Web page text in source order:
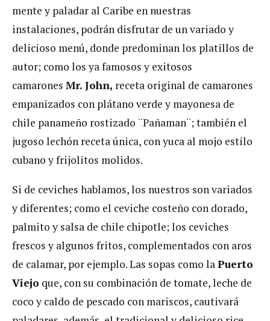
mente y paladar al Caribe en nuestras
instalaciones, podrán disfrutar de un variado y
delicioso menú, donde predominan los platillos de
autor; como los ya famosos y exitosos
camarones Mr. John, receta original de camarones
empanizados con plátano verde y mayonesa de
chile panameño rostizado ¨Pañaman¨; también el
jugoso lechón receta única, con yuca al mojo estilo
cubano y frijolitos molidos.
Si de ceviches hablamos, los nuestros son variados
y diferentes; como el ceviche costeño con dorado,
palmito y salsa de chile chipotle; los ceviches
frescos y algunos fritos, complementados con aros
de calamar, por ejemplo. Las sopas como laPuerto
Viejo que, con su combinación de tomate, leche de
coco y caldo de pescado con mariscos, cautivará